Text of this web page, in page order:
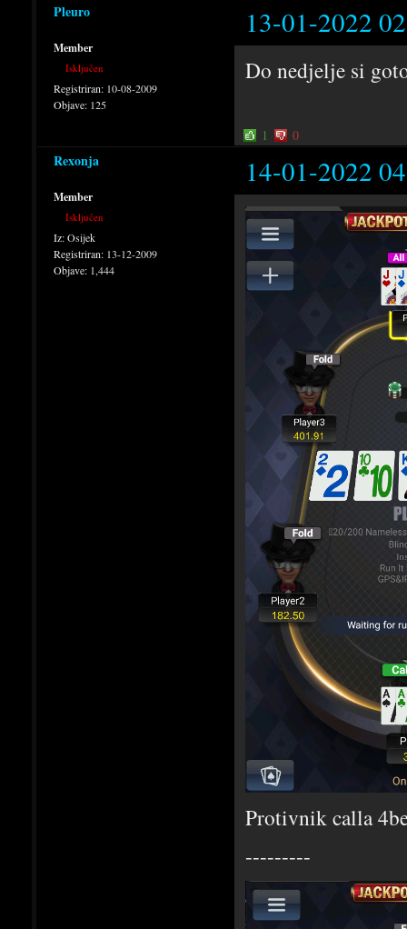
Pleuro 13-01-2022
Member
Isključen
Registriran: 10-08-2009
Objave: 125
Do nedjelje si
1 0
Rexonja 14-01-2022
Member
Isključen
Iz:Osijek
Registriran: 13-12-2009
Objave: 1,444
Protivnik calla
---------